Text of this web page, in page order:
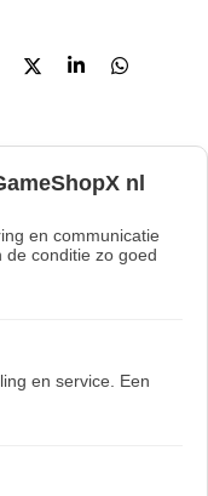
D
S
e
D
n
nl
en communicatie
de conditie zo goed
en service. Een